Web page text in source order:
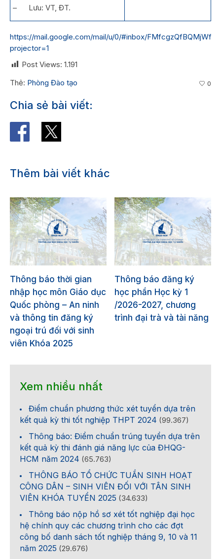
– Lưu: VT, ĐT.
https://mail.google.com/mail/u/0/#inbox/
projector=1
Post Views: 1.191
Thẻ: Phòng Đào tạo 0
Chia sẻ bài viết:
Thêm bài viết khác
Thông báo thời gian
nhập học môn Giáo dục
Quốc phòng – An ninh
và thông tin đăng ký
ngoại trú đối với sinh
viên Khóa 2025
Thông báo đăng ký
học phần Học kỳ 1
/2026-2027, chương
trình đại trà và tài năng
Xem nhiều nhất
Điểm chuẩn phương thức xét tuyển dựa trên
kết quả kỳ thi tốt nghiệp THPT 2024 (99.367)
Thông báo: Điểm chuẩn trúng tuyển dựa trên
kết quả kỳ thi đánh giá năng lực của ĐHQG-
HCM năm 2024 (65.763)
THÔNG BÁO TỔ CHỨC TUẦN SINH HOẠT
CÔNG DÂN – SINH VIÊN ĐỐI VỚI TÂN SINH
VIÊN KHÓA TUYỂN 2025 (34.633)
Thông báo nộp hồ sơ xét tốt nghiệp đại học
hệ chính quy các chương trình cho các đợt
công bố danh sách tốt nghiệp tháng 9, 10 và 11
năm 2025 (29.676)